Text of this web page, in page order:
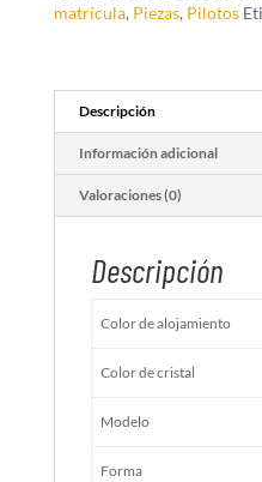
en
cristal
rojo
cantidad
matrícula, Piezas, Pilotos
Descripción
Información adicional
Valoraciones (0)
Descripción
Color de alojamiento
Color de cristal
Modelo
Forma